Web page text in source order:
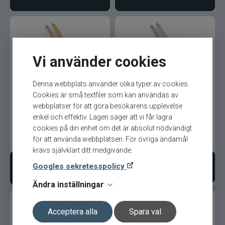
Vi använder cookies
Denna webbplats använder olika typer av cookies.
Cookies är små textfiler som kan användas av
webbplatser för att göra besökarens upplevelse
enkel och effektiv. Lagen säger att vi får lagra
cookies på din enhet om det är absolut nödvändigt
för att använda webbplatsen. För övriga ändamål
krävs självklart ditt medgivande.
Googles sekretesspolicy
Ändra inställningar
Acceptera alla Spara val
CWC
Cisco Kid
Dano Fly
Darts
Dometic
Drennan
Eastfields Lures
FKP-GEAR
VMC Lil´Finn Pimpel
kr Ord. pris 139 kr
Lägg i varukorgen
VMC Lil´Finn Pimpel
109 kr Ord. pris 139 kr